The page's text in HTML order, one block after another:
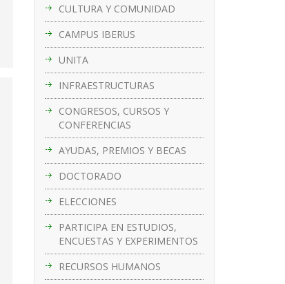
CULTURA Y COMUNIDAD
CAMPUS IBERUS
UNITA
INFRAESTRUCTURAS
CONGRESOS, CURSOS Y
CONFERENCIAS
AYUDAS, PREMIOS Y BECAS
DOCTORADO
ELECCIONES
PARTICIPA EN ESTUDIOS,
ENCUESTAS Y EXPERIMENTOS
RECURSOS HUMANOS